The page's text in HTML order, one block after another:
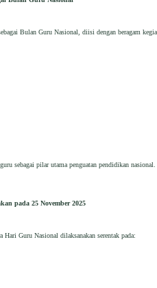
Bulan Guru Nasional, diisi dengan beragam
sebagai pilar utama penguatan pendidikan
pada 25 November 2025
Hari Guru Nasional dilaksanakan serentak pada: